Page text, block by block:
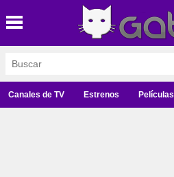
Canales de TV Estrenos Películas